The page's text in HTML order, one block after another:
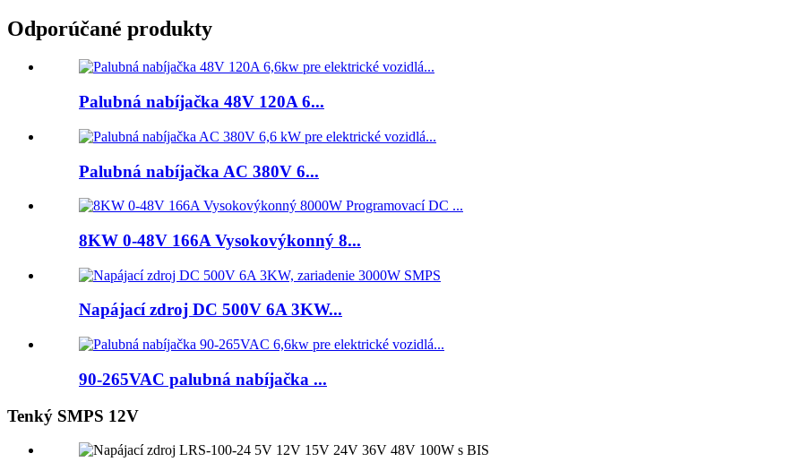
Odporúčané produkty
Palubná nabíjačka 48V 120A 6...
Palubná nabíjačka AC 380V 6...
8KW 0-48V 166A Vysokovýkonný 8...
Napájací zdroj DC 500V 6A 3KW...
90-265VAC palubná nabíjačka ...
Tenký SMPS 12V